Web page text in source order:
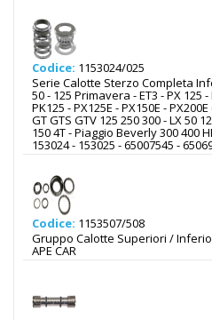
Codice: 1153024/025
Serie Calotte Sterzo Completa
50 - 125 Primavera - ET3 - PX 125 -
PK125 - PX125E - PX150E -
GT GTS GTV 125 250 300 - LX 50
150 4T - Piaggio Beverly 300 400
153024 - 153025 - 65007545 -
Codice: 1153507/508
Gruppo Calotte Superiori /
APE CAR